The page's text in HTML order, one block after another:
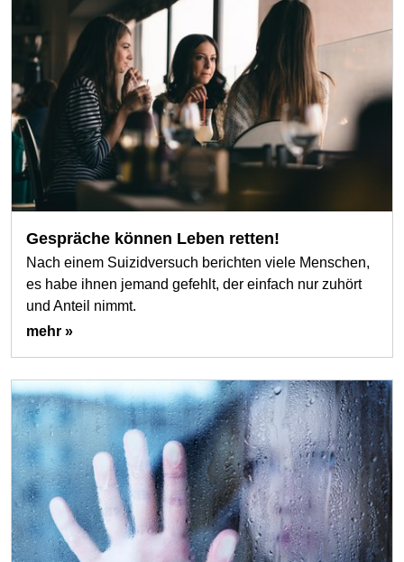
Gespräche können Leben retten!
Nach einem Suizidversuch berichten viele Menschen,
es habe ihnen jemand gefehlt, der einfach nur zuhört
und Anteil nimmt.
mehr »